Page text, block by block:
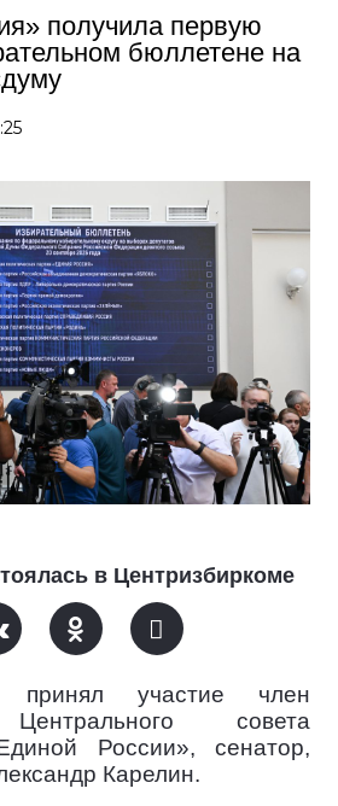
получила первую
бюллетене на
в Центризбиркоме
принял участие член
совета
России», сенатор,
Карелин.